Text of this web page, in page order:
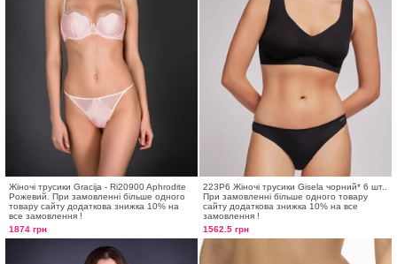
Жіночі трусики Gracija - Ri20900 Aphrodite
Рожевий. При замовленні більше одного
товару сайту додаткова знижка 10% на
все замовлення !
1874 грн
223P6 Жіночі трусики Gisela чорний* 6 шт..
При замовленні більше одного товару
сайту додаткова знижка 10% на все
замовлення !
1562.5 грн